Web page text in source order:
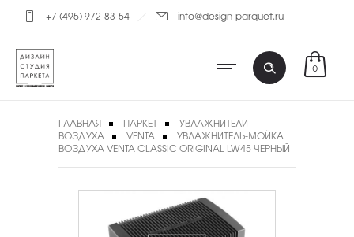
+7 (495) 972-83-54 info@design-parquet.ru
0
ГЛАВНАЯ ПАРКЕТ
УВЛАЖНИТЕЛИ
ВОЗДУХА
VENTA
УВЛАЖНИТЕЛЬ-МОЙКА
ВОЗДУХА VENTA CLASSIC ORIGINAL LW45 ЧЕРНЫЙ